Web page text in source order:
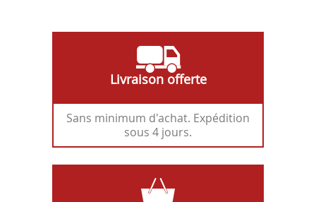
Livraison offerte
Sans minimum d'achat. Expédition
sous 4 jours.